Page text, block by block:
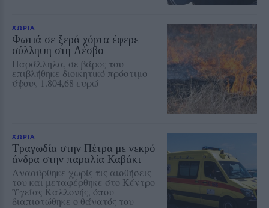
ΧΩΡΙΑ
Φωτιά σε ξερά χόρτα έφερε
σύλληψη στη Λέσβο
Παράλληλα, σε βάρος του
επιβλήθηκε διοικητικό πρόστιμο
ύψους 1.804,68 ευρώ
ΧΩΡΙΑ
Τραγωδία στην Πέτρα με νεκρό
άνδρα στην παραλία Καβάκι
Ανασύρθηκε χωρίς τις αισθήσεις
του και μεταφέρθηκε στο Κέντρο
Υγείας Καλλονής, όπου
διαπιστώθηκε ο θάνατός του